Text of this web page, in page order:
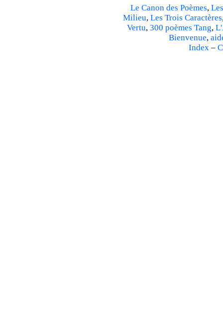
Le Canon des Poèmes,
Milieu, Les Trois Caractères
Vertu, 300 poèmes Tang,
Bienvenue,
Index –